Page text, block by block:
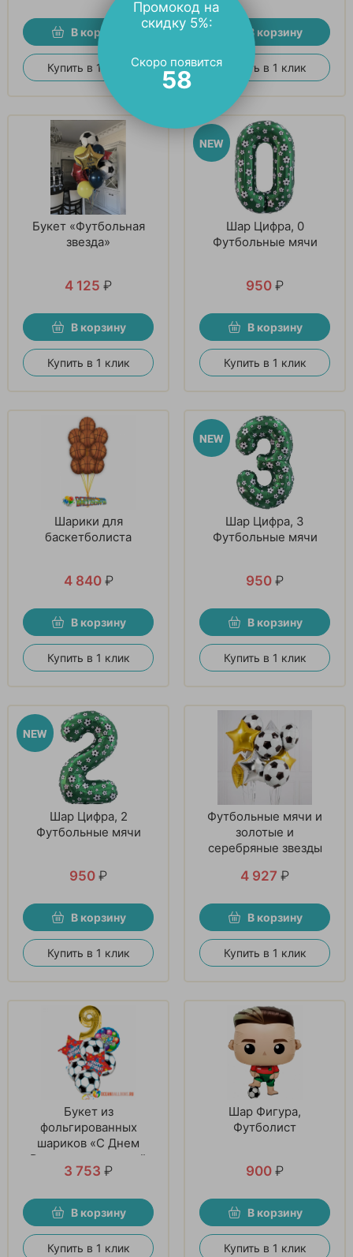
В корзину
Купить в 1 клик
В корзину
Купить в 1 клик
Букет «Футбольная
звезда»
4 125 ₽
В корзину
Купить в 1 клик
Шар Цифра, 0
Футбольные мячи
950 ₽
В корзину
Купить в 1 клик
Шарики для
баскетболиста
4 840 ₽
В корзину
Купить в 1 клик
Шар Цифра, 3
Футбольные мячи
950 ₽
В корзину
Купить в 1 клик
Шар Цифра, 2
Футбольные мячи
950 ₽
В корзину
Купить в 1 клик
Футбольные мячи и
золотые и
серебряные звезды
4 927 ₽
В корзину
Купить в 1 клик
Букет из
фольгированных
шариков «С Днем
Рождения, молодой
футболист!»
3 753 ₽
В корзину
Купить в 1 клик
Шар Фигура,
Футболист
900 ₽
В корзину
Купить в 1 клик
Промокод на
скидку 5%:
Скоро появится
57